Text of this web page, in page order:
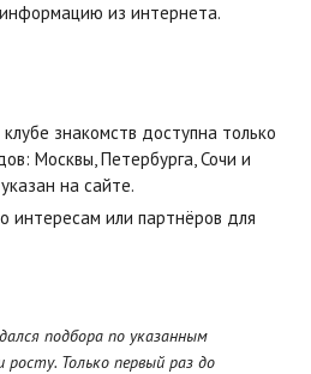
из интернета.
знакомств доступна только
Москвы, Петербурга, Сочи и
на сайте.
интересам или партнёров для
подбора по указанным
Только первый раз до